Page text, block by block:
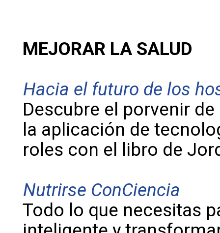
MEJORAR LA SALUD
Hacia el futuro de los
Descubre el porvenir
la aplicación de
roles con el libro de
Nutrirse ConCiencia
Todo lo que necesitas